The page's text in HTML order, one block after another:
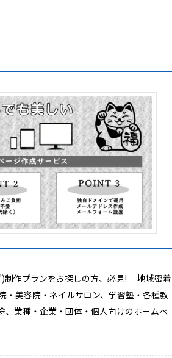
)制作プランをお探しの方、必見! 地域密着
・美容院・ネイルサロン、学習塾・各種教
業種・企業・団体・個人向けのホームペ